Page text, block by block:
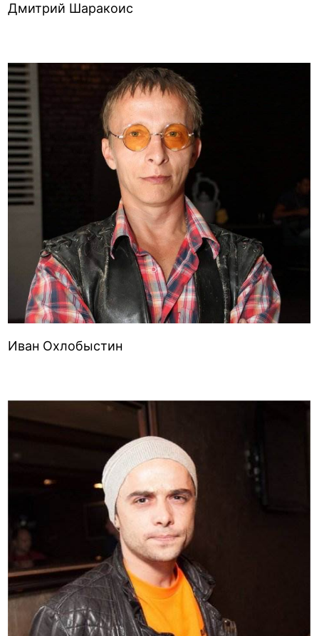
Дмитрий Шаракоис
Иван Охлобыстин